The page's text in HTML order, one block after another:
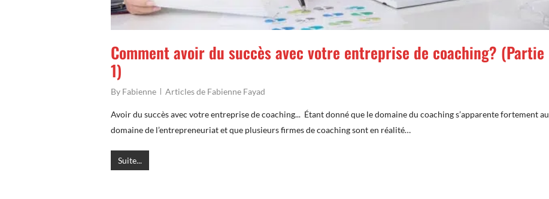
Comment avoir du succès avec votre entreprise de coaching? (Partie
1)
By Fabienne Articles de Fabienne Fayad
Avoir du succès avec votre entreprise de coaching... Étant donné que le domaine du coaching s’apparente fortement au
domaine de l’entrepreneuriat et que plusieurs firmes de coaching sont en réalité…
Suite...